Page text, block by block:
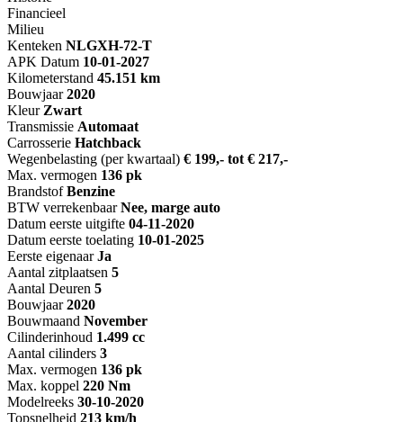
Financieel
Milieu
Kenteken NLGXH-72-T
APK Datum 10-01-2027
Kilometerstand 45.151 km
Bouwjaar 2020
Kleur Zwart
Transmissie Automaat
Carrosserie Hatchback
Wegenbelasting (per kwartaal) € 199,- tot € 217,-
Max. vermogen 136 pk
Brandstof Benzine
BTW verrekenbaar Nee, marge auto
Datum eerste uitgifte 04-11-2020
Datum eerste toelating 10-01-2025
Eerste eigenaar Ja
Aantal zitplaatsen 5
Aantal Deuren 5
Bouwjaar 2020
Bouwmaand November
Cilinderinhoud 1.499 cc
Aantal cilinders 3
Max. vermogen 136 pk
Max. koppel 220 Nm
Modelreeks 30-10-2020
Topsnelheid 213 km/h